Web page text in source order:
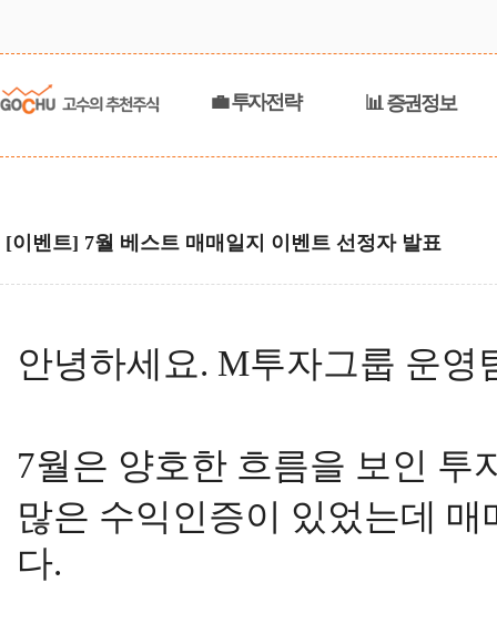
💼 투자전략 📊 증권정보
[이벤트] 7월 베스트 매매일지 이벤트 선정자 발표
안녕하세요. M투자그룹 운영
7월은 양호한 흐름을 보인 투
많은 수익인증이 있었는데
다.